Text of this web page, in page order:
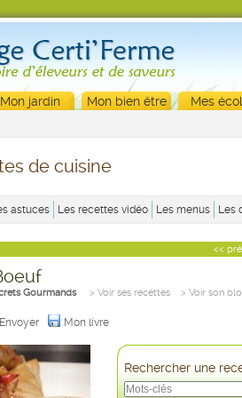
Mon jardin Mon bien être Mes
de cuisine
astuces Les recettes vidéo Les menus Les
<<
Gourmands > Voir ses recettes > Voir son
Envoyer Mon livre
Rechercher une